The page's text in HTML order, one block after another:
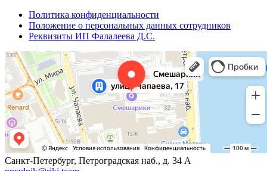
Политика конфиденциальности
Положение о персональных данных сотрудников
Реквизиты ИП Фалалеева Д.С.
Санкт-Петербург, Петроградская наб., д. 34 А